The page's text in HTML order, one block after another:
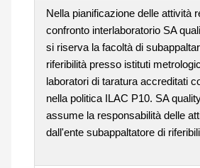
Nella pianificazione delle attività
confronto interlaboratorio SA
si riserva la facoltà di
riferibilità presso istituti
laboratori di taratura accreditati
nella politica ILAC P10. SA
assume la responsabilità delle
dall'ente subappaltatore di